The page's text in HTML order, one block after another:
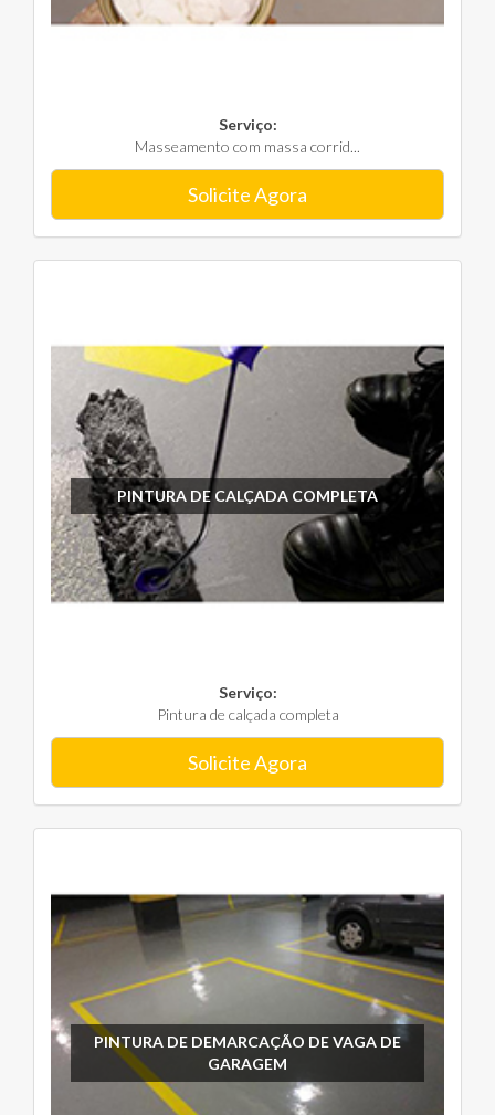
Serviço:
Masseamento com massa corrid...
Solicite Agora
PINTURA DE CALÇADA COMPLETA
Serviço:
Pintura de calçada completa
Solicite Agora
PINTURA DE DEMARCAÇÃO DE VAGA DE
GARAGEM